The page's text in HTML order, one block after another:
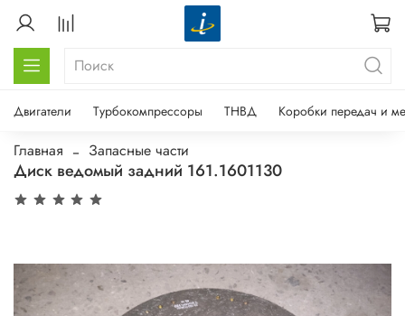
Двигатели Турбокомпрессоры ТНВД Коробки передач и
Главная Запасные части
Диск ведомый задний 161.1601130